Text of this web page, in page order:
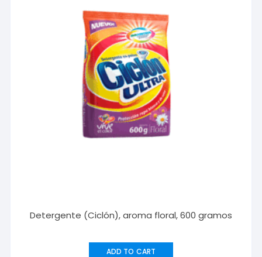
Detergente (Ciclón), aroma floral, 600 gramos
ADD TO CART